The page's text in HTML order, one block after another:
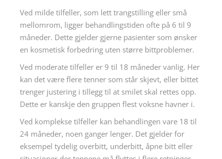
Ved milde tilfeller, som lett trangstilling eller små
mellomrom, ligger behandlingstiden ofte på 6 til 9
måneder. Dette gjelder gjerne pasienter som ønsker
en kosmetisk forbedring uten større bittproblemer.
Ved moderate tilfeller er 9 til 18 måneder vanlig. Her
kan det være flere tenner som står skjevt, eller bittet
trenger justering i tillegg til at smilet skal rettes opp.
Dette er kanskje den gruppen flest voksne havner i.
Ved komplekse tilfeller kan behandlingen vare 18 til
24 måneder, noen ganger lenger. Det gjelder for
eksempel tydelig overbitt, underbitt, åpne bitt eller